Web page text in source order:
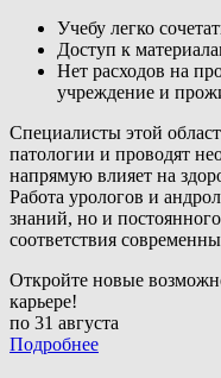
Учебу легко
Доступ к
Нет расходов на
учреждение и
Специалисты этой
патологии и проводят
напрямую влияет на
Работа урологов и
знаний, но и
соответствия
Откройте новые
карьере!
по 31 августа
Подробнее